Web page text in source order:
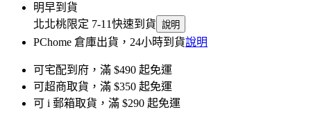
明早到貨
北北桃限定 7-11快速到貨 說明
PChome 倉庫出貨，24小時到貨說明
可宅配到府，滿 $490 起免運
可超商取貨，滿 $350 起免運
可 i 郵箱取貨，滿 $290 起免運